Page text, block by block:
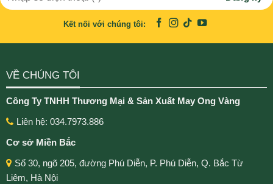
Kết nối với chúng tôi:
VỀ CHÚNG TÔI
Công Ty TNHH Thương Mại & Sản Xuất May Ong Vàng
Liên hệ: 034.7973.886
Cơ sở Miền Bắc
Số 30, ngõ 205, đường Phú Diễn, P. Phú Diễn, Q. Bắc Từ
Liêm, Hà Nội